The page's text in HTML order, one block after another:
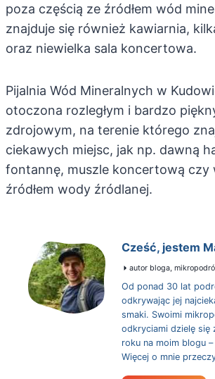
poza częścią ze źródłem wód
znajduje się również kawiarnia,
oraz niewielka sala koncertowa.
Pijalnia Wód Mineralnych w
otoczona rozległym i bardzo
zdrojowym, na terenie którego
ciekawych miejsc, jak np. dawną
fontannę, muszle koncertową czy
źródłem wody źródlanej.
Cześć, jestem
autor bloga,
Od ponad 30 lat
odkrywając jej
smaki. Swoimi
odkryciami dzielę się
roku na moim blogu
Więcej o mnie